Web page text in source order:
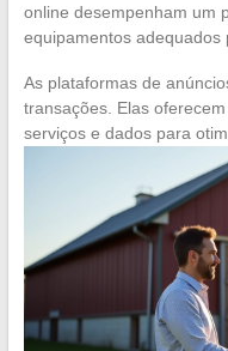
online desempenham um
equipamentos adequados
As plataformas de
transações. Elas
serviços e dados para